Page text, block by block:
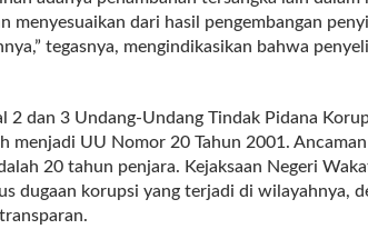
menyesuaikan dari hasil pengembangan
tegasnya, mengindikasikan bahwa
2 dan 3 Undang-Undang Tindak Pidana
menjadi UU Nomor 20 Tahun 2001.
20 tahun penjara. Kejaksaan Negeri
dugaan korupsi yang terjadi di wilayahnya,